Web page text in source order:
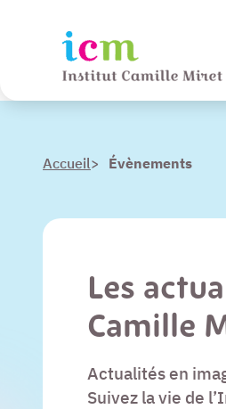
d’accessibilité
Pied de page
Accueil> Évènements
Les
Camille
Actualités en
Suivez la vie de